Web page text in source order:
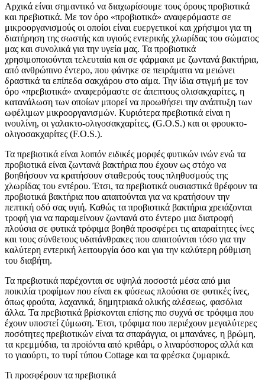
Αρχικά είναι σημαντικό να διαχωρίσουμε τους όρους προβιοτικά
και πρεβιοτικά. Με τον όρο «προβιοτικά» αναφερόμαστε σε
μικροοργανισμούς οι οποίοι είναι ευεργετικοί και χρήσιμοι για τη
διατήρηση της σωστής και υγιούς εντερικής χλωρίδας του σώματος
μας και συνολικά για την υγεία μας. Τα προβιοτικά
χρησιμοποιούνται τελευταία και σε φάρμακα με ζωντανά βακτήρια,
από ανθρώπινο έντερο, που φάνηκε σε πειράματα να μειώνει
δραστικά τα επίπεδα σακχάρου στο αίμα. Την ίδια στιγμή με τον
όρο «πρεβιοτικά» αναφερόμαστε σε άπεπτους ολισακχαρίτες, η
κατανάλωση των οποίων μπορεί να προωθήσει την ανάπτυξη των
ωφέλιμων μικροοργανισμών. Κυριότερα πρεβιοτικά είναι η
ινουλίνη, οι γαλακτο-ολιγοσακχαρίτες, (G.Ο.S.) και οι φρουκτο-
ολιγοσακχαρίτες (F.O.S.).
Τα πρεβιοτικά είναι λοιπόν ειδικές μορφές φυτικών ινών ενώ τα
προβιοτικά είναι ζωντανά βακτήρια που έχουν ως στόχο να
βοηθήσουν να κρατήσουν σταθερούς τους πληθυσμούς της
χλωρίδας του εντέρου. Έτσι, τα πρεβιοτικά ουσιαστικά θρέφουν τα
προβιοτικά βακτήρια που απαιτούνται για να κρατήσουν την
πεπτική οδό σας υγιή. Καθώς τα προβιοτικά βακτήρια χρειάζονται
τροφή για να παραμείνουν ζωντανά στο έντερο μια διατροφή
πλούσια σε φυτικά τρόφιμα βοηθά προσφέρει τις απαραίτητες ίνες
και τους σύνθετους υδατάνθρακες που απαιτούνται τόσο για την
καλύτερη εντερική λειτουργία όσο και για την καλύτερη ρύθμιση
του διαβήτη.
Τα πρεβιοτικά παρέχονται σε υψηλά ποσοστά μέσα από μια
ποικιλία τροφίμων που είναι εκ φύσεως πλούσια σε φυτικές ίνες,
όπως φρούτα, λαχανικά, δημητριακά ολικής αλέσεως, φασόλια
άλλα. Τα πρεβιοτικά βρίσκονται επίσης πιο συχνά σε τρόφιμα που
έχουν υποστεί ζύμωση. Έτσι, τρόφιμα που περιέχουν μεγαλύτερες
ποσότητες πρεβιοτικών είναι τα σπαράγγια, οι μπανάνες, η βρώμη,
τα κρεμμύδια, τα προϊόντα από κριθάρι, ο λιναρόσπορος αλλά και
το γιαούρτι, το τυρί τύπου Cottage και τα φρέσκα ζυμαρικά.
Τι προσφέρουν τα πρεβιοτικά